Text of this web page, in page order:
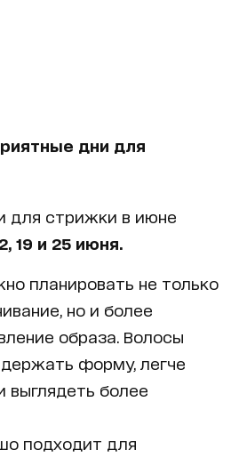
дни для
для стрижки в июне
19 и 25 июня.
планировать не только
но и более
образа. Волосы
форму, легче
выглядеть более
подходит для